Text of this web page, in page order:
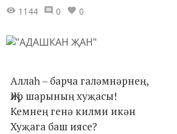
1144 0 0
Аллаһ – барча галәмнәрнең,
Җир шарының хуҗасы!
Кемнең генә килми икән
Хуҗага баш иясе?